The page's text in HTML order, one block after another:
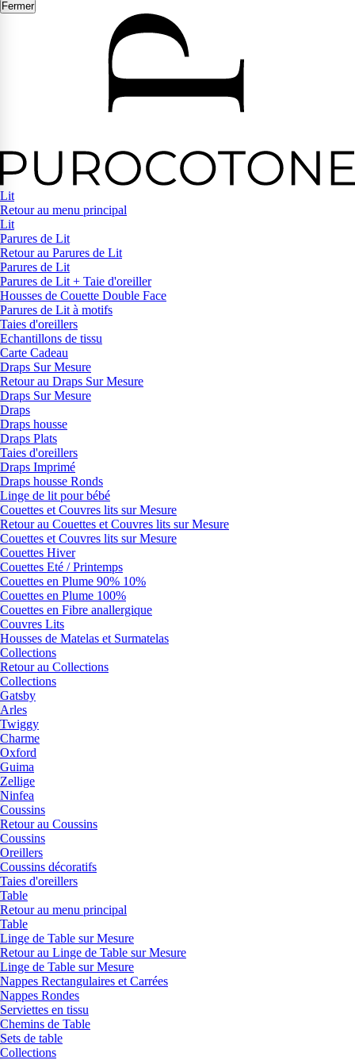
Fermer
Lit
Retour au menu principal
Lit
Parures de Lit
Retour au Parures de Lit
Parures de Lit
Parures de Lit + Taie d'oreiller
Housses de Couette Double Face
Parures de Lit à motifs
Taies d'oreillers
Echantillons de tissu
Carte Cadeau
Draps Sur Mesure
Retour au Draps Sur Mesure
Draps Sur Mesure
Draps
Draps housse
Draps Plats
Taies d'oreillers
Draps Imprimé
Draps housse Ronds
Linge de lit pour bébé
Couettes et Couvres lits sur Mesure
Retour au Couettes et Couvres lits sur Mesure
Couettes et Couvres lits sur Mesure
Couettes Hiver
Couettes Eté / Printemps
Couettes en Plume 90% 10%
Couettes en Plume 100%
Couettes en Fibre anallergique
Couvres Lits
Housses de Matelas et Surmatelas
Collections
Retour au Collections
Collections
Gatsby
Arles
Twiggy
Charme
Oxford
Guima
Zellige
Ninfea
Coussins
Retour au Coussins
Coussins
Oreillers
Coussins décoratifs
Taies d'oreillers
Table
Retour au menu principal
Table
Linge de Table sur Mesure
Retour au Linge de Table sur Mesure
Linge de Table sur Mesure
Nappes Rectangulaires et Carrées
Nappes Rondes
Serviettes en tissu
Chemins de Table
Sets de table
Collections